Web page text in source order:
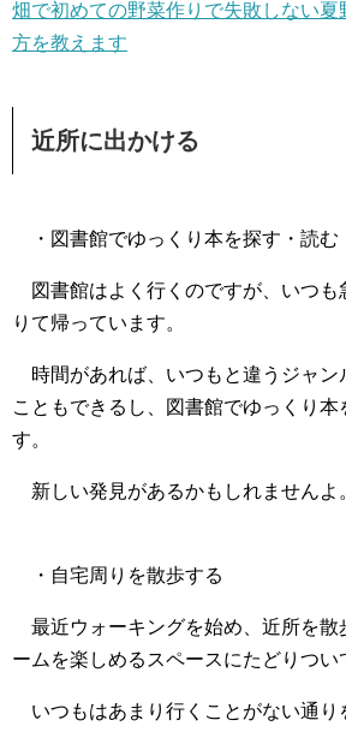
畑で初めての野菜作りで失敗しない夏
方を教えます
近所に出かける
・図書館でゆっくり本を探す・読む
図書館はよく行くのですが、いつも
りて帰っています。
時間があれば、いつもと違うジャン
こともできるし、図書館でゆっくり本
す。
新しい発見があるかもしれませんよ
・自宅周りを散歩する
最近ウォーキングを始め、近所を散
ームを楽しめるスペースにたどりつい
いつもはあまり行くことがない通り